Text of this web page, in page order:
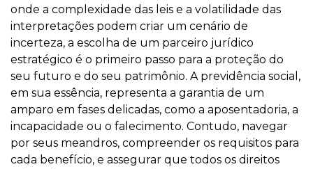
onde a complexidade das leis e a volatilidade das
interpretações podem criar um cenário de
incerteza, a escolha de um parceiro jurídico
estratégico é o primeiro passo para a proteção do
seu futuro e do seu patrimônio. A previdência social,
em sua essência, representa a garantia de um
amparo em fases delicadas, como a aposentadoria, a
incapacidade ou o falecimento. Contudo, navegar
por seus meandros, compreender os requisitos para
cada benefício, e assegurar que todos os direitos